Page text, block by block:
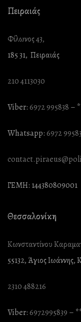
Πειραιάς
Φίλωνος 43,
185 31, Πειραιάς
210 4113030
Viber:6972 995838 –
Whatsapp:6972
ΓΕΜΗ: 144380809001
Θεσσαλονίκη
Κωνσταντίνου
55132, Άγιος Ιωάννης,
2310 488216
Viber:6972995839 –